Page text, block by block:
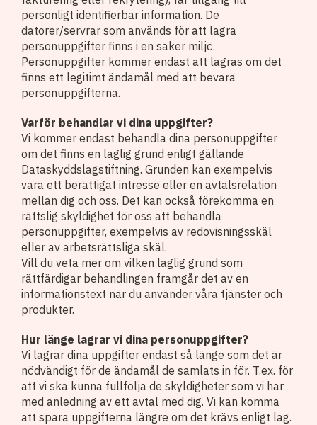
personligt identifierbar information. De
datorer/servrar som används för att lagra
personuppgifter finns i en säker miljö.
Personuppgifter kommer endast att lagras om det
finns ett legitimt ändamål med att bevara
personuppgifterna.
Varför behandlar vi dina uppgifter?
Vi kommer endast behandla dina personuppgifter
om det finns en laglig grund enligt gällande
Dataskyddslagstiftning. Grunden kan exempelvis
vara ett berättigat intresse eller en avtalsrelation
mellan dig och oss. Det kan också förekomma en
rättslig skyldighet för oss att behandla
personuppgifter, exempelvis av redovisningsskäl
eller av arbetsrättsliga skäl.
Vill du veta mer om vilken laglig grund som
rättfärdigar behandlingen framgår det av en
informationstext när du använder våra tjänster och
produkter.
Hur länge lagrar vi dina personuppgifter?
Vi lagrar dina uppgifter endast så länge som det är
nödvändigt för de ändamål de samlats in för. T.ex. för
att vi ska kunna fullfölja de skyldigheter som vi har
med anledning av ett avtal med dig. Vi kan komma
att spara uppgifterna längre om det krävs enligt lag.